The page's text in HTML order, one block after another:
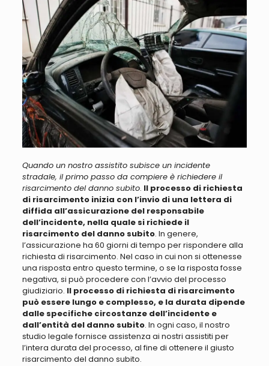
Quando un nostro assistito subisce un incidente
stradale, il primo passo da compiere è richiedere il
risarcimento del danno subito. Il processo di richiesta
di risarcimento inizia con l’invio di una lettera di
diffida all’assicurazione del responsabile
dell’incidente, nella quale si richiede il
risarcimento del danno subito. In genere,
l’assicurazione ha 60 giorni di tempo per rispondere alla
richiesta di risarcimento. Nel caso in cui non si ottenesse
una risposta entro questo termine, o se la risposta fosse
negativa, si può procedere con l’avvio del processo
giudiziario. Il processo di richiesta di risarcimento
può essere lungo e complesso, e la durata dipende
dalle specifiche circostanze dell’incidente e
dall’entità del danno subito. In ogni caso, il nostro
studio legale fornisce assistenza ai nostri assistiti per
l’intera durata del processo, al fine di ottenere il giusto
risarcimento del danno subito.